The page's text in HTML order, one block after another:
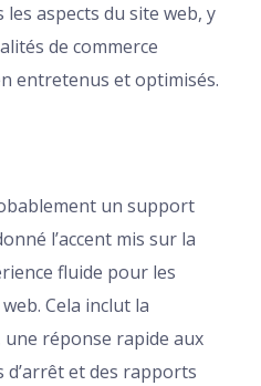
aspects du site web, y
de commerce
entretenus et optimisés.
un support
l’accent mis sur la
fluide pour les
Cela inclut la
réponse rapide aux
et des rapports